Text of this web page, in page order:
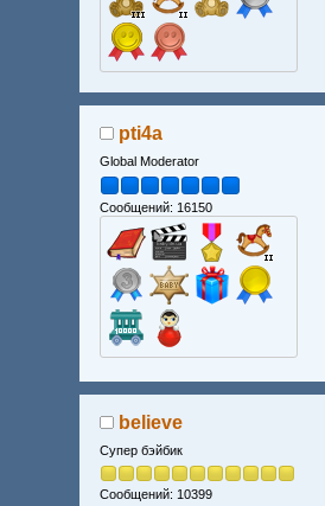
pti4a
Global Moderator
Сообщений: 16150
believe
Супер бэйбик
Сообщений: 10399